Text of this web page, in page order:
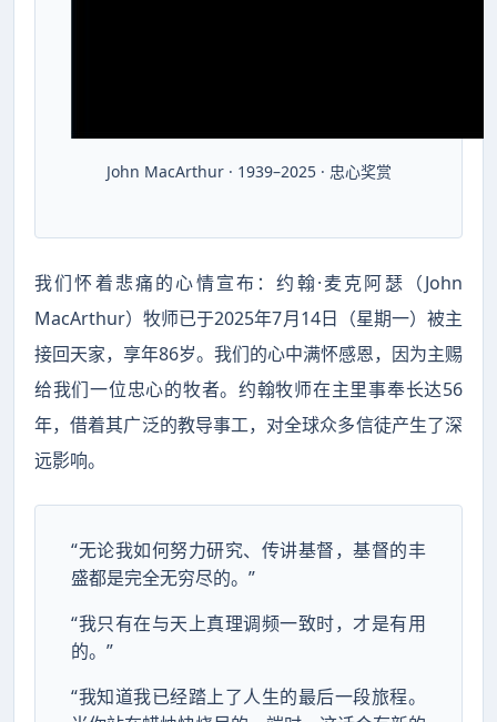
John MacArthur · 1939–2025 · 忠心奖赏
我们怀着悲痛的心情宣布：约翰·麦克阿瑟（John
MacArthur）牧师已于2025年7月14日（星期一）被主
接回天家，享年86岁。我们的心中满怀感恩，因为主赐
给我们一位忠心的牧者。约翰牧师在主里事奉长达56
年，借着其广泛的教导事工，对全球众多信徒产生了深
远影响。
“无论我如何努力研究、传讲基督，基督的丰
盛都是完全无穷尽的。”
“我只有在与天上真理调频一致时，才是有用
的。”
“我知道我已经踏上了人生的最后一段旅程。